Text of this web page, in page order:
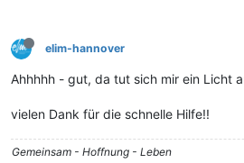
elim-hannover
Ahhhhh - gut, da tut sich mir ein Licht
vielen Dank für die schnelle Hilfe!!
Gemeinsam - Hoffnung - Leben